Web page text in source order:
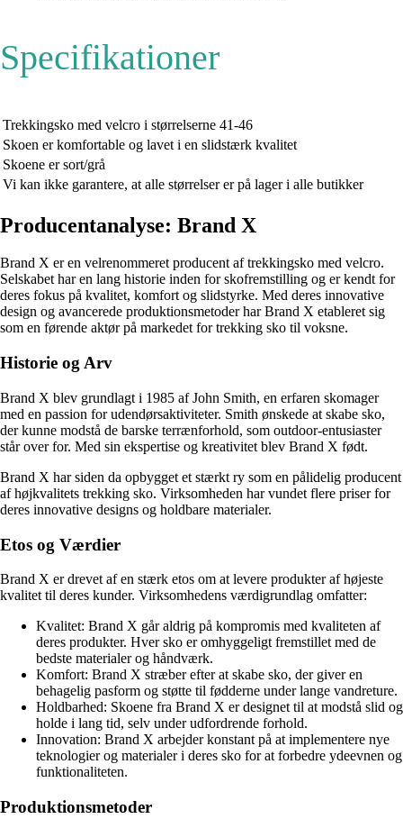
Specifikationer
Trekkingsko med velcro i størrelserne 41-46
Skoen er komfortable og lavet i en slidstærk kvalitet
Skoene er sort/grå
Vi kan ikke garantere, at alle størrelser er på lager i alle butikker
Producentanalyse: Brand X
Brand X er en velrenommeret producent af trekkingsko med velcro.
Selskabet har en lang historie inden for skofremstilling og er kendt for
deres fokus på kvalitet, komfort og slidstyrke. Med deres innovative
design og avancerede produktionsmetoder har Brand X etableret sig
som en førende aktør på markedet for trekking sko til voksne.
Historie og Arv
Brand X blev grundlagt i 1985 af John Smith, en erfaren skomager
med en passion for udendørsaktiviteter. Smith ønskede at skabe sko,
der kunne modstå de barske terrænforhold, som outdoor-entusiaster
står over for. Med sin ekspertise og kreativitet blev Brand X født.
Brand X har siden da opbygget et stærkt ry som en pålidelig producent
af højkvalitets trekking sko. Virksomheden har vundet flere priser for
deres innovative designs og holdbare materialer.
Etos og Værdier
Brand X er drevet af en stærk etos om at levere produkter af højeste
kvalitet til deres kunder. Virksomhedens værdigrundlag omfatter:
Kvalitet: Brand X går aldrig på kompromis med kvaliteten af
deres produkter. Hver sko er omhyggeligt fremstillet med de
bedste materialer og håndværk.
Komfort: Brand X stræber efter at skabe sko, der giver en
behagelig pasform og støtte til fødderne under lange vandreture.
Holdbarhed: Skoene fra Brand X er designet til at modstå slid og
holde i lang tid, selv under udfordrende forhold.
Innovation: Brand X arbejder konstant på at implementere nye
teknologier og materialer i deres sko for at forbedre ydeevnen og
funktionaliteten.
Produktionsmetoder